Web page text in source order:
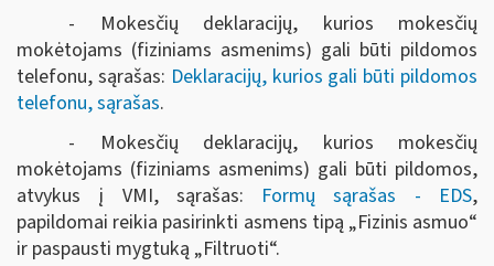
- Mokesčių deklaracijų, kurios mokesčių
mokėtojams (fiziniams asmenims) gali būti pildomos
telefonu, sąrašas: Deklaracijų, kurios gali būti pildomos
telefonu, sąrašas.
- Mokesčių deklaracijų, kurios mokesčių
mokėtojams (fiziniams asmenims) gali būti pildomos,
atvykus į VMI, sąrašas: Formų sąrašas - EDS,
papildomai reikia pasirinkti asmens tipą „Fizinis asmuo“
ir paspausti mygtuką „Filtruoti“.